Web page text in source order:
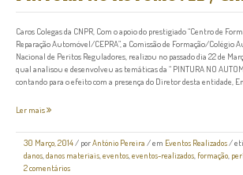
Caros Colegas da CNPR, Com o apoio do prestigiado “Centro de
Reparação Automóvel/CEPRA”, a Comissão de Formação/Colégio
Nacional de Peritos Reguladores, realizou no passado dia 22 de
qual analisou e desenvolveu as temáticas da “ PINTURA NO
contando para o efeito com a presença do Diretor desta entidade,
Ler mais
30 Março, 2014/ porAntónio Pereira / em Eventos Realizados/
danos,danos materiais,eventos,eventos-realizados, formação,
2 comentários